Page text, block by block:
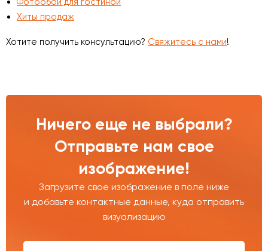
Хиты продаж
Хотите получить консультацию? Свяжитесь с нами!
Ничего еще не выбрали?
Отправьте нам свое
изображение!
Загрузите свое изображение в поле ниже
и добавьте контактные данные, куда отправить
визуализацию